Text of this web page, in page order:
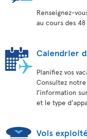
Renseignez-
au cours des
Calendrier
Planifiez vos
Consultez
l’information
et le type
Vols